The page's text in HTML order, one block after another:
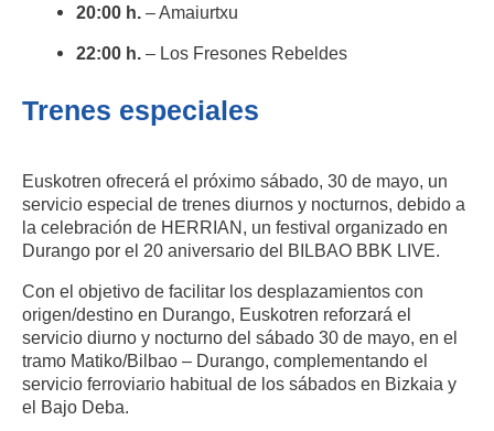
20:00 h. – Amaiurtxu
22:00 h. – Los Fresones Rebeldes
Trenes especiales
Euskotren ofrecerá el próximo sábado, 30 de mayo, un
servicio especial de trenes diurnos y nocturnos, debido a
la celebración de HERRIAN, un festival organizado en
Durango por el 20 aniversario del BILBAO BBK LIVE.
Con el objetivo de facilitar los desplazamientos con
origen/destino en Durango, Euskotren reforzará el
servicio diurno y nocturno del sábado 30 de mayo, en el
tramo Matiko/Bilbao – Durango, complementando el
servicio ferroviario habitual de los sábados en Bizkaia y
el Bajo Deba.